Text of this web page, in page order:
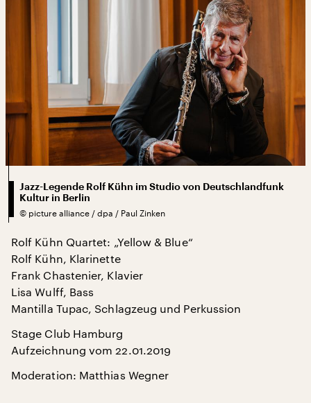
Jazz-Legende Rolf Kühn im Studio von Deutschlandfunk
Kultur in Berlin
© picture alliance / dpa / Paul Zinken
Rolf Kühn Quartet: „Yellow & Blue“
Rolf Kühn, Klarinette
Frank Chastenier, Klavier
Lisa Wulff, Bass
Mantilla Tupac, Schlagzeug und Perkussion
Stage Club Hamburg
Aufzeichnung vom 22.01.2019
Moderation: Matthias Wegner